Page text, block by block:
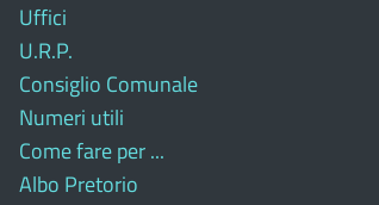
Uffici
U.R.P.
Consiglio Comunale
Numeri utili
Come fare per ...
Albo Pretorio